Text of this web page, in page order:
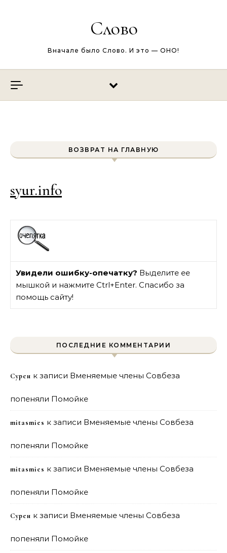
Слово
Вначале было Слово. И это — ОНО!
ВОЗВРАТ НА ГЛАВНУЮ
syur.info
Увидели ошибку-опечатку? Выделите ее
мышкой и нажмите Ctrl+Enter. Спасибо за
помощь сайту!
ПОСЛЕДНИЕ КОММЕНТАРИИ
Сурен к записи Вменяемые члены Совбеза
попеняли Помойке
mitasmies к записи Вменяемые члены Совбеза
попеняли Помойке
mitasmies к записи Вменяемые члены Совбеза
попеняли Помойке
Сурен к записи Вменяемые члены Совбеза
попеняли Помойке